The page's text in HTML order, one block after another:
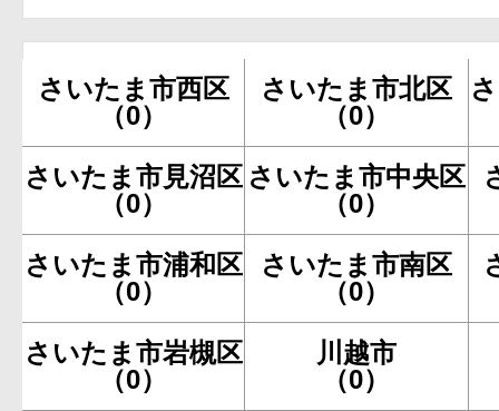
さいたま市西区
（0）
さいたま市北区
（0）
さいたま市見沼区
（0）
さいたま市中央区
（0）
さいたま市浦和区
（0）
さいたま市南区
（0）
さいたま市岩槻区
（0）
川越市
（0）